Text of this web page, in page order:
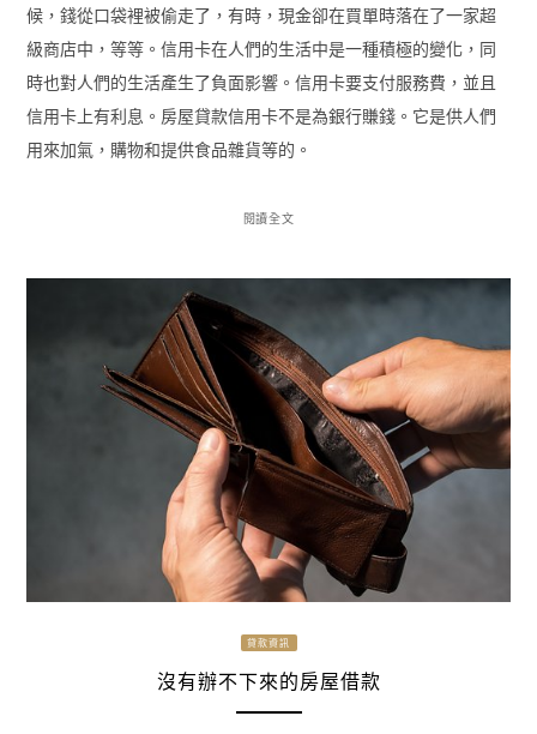
候，錢從口袋裡被偷走了，有時，現金卻在買單時落在了一家超
級商店中，等等。信用卡在人們的生活中是一種積極的變化，同
時也對人們的生活產生了負面影響。信用卡要支付服務費，並且
信用卡上有利息。房屋貸款信用卡不是為銀行賺錢。它是供人們
用來加氣，購物和提供食品雜貨等的。
閱讀全文
貸款資訊
沒有辦不下來的房屋借款